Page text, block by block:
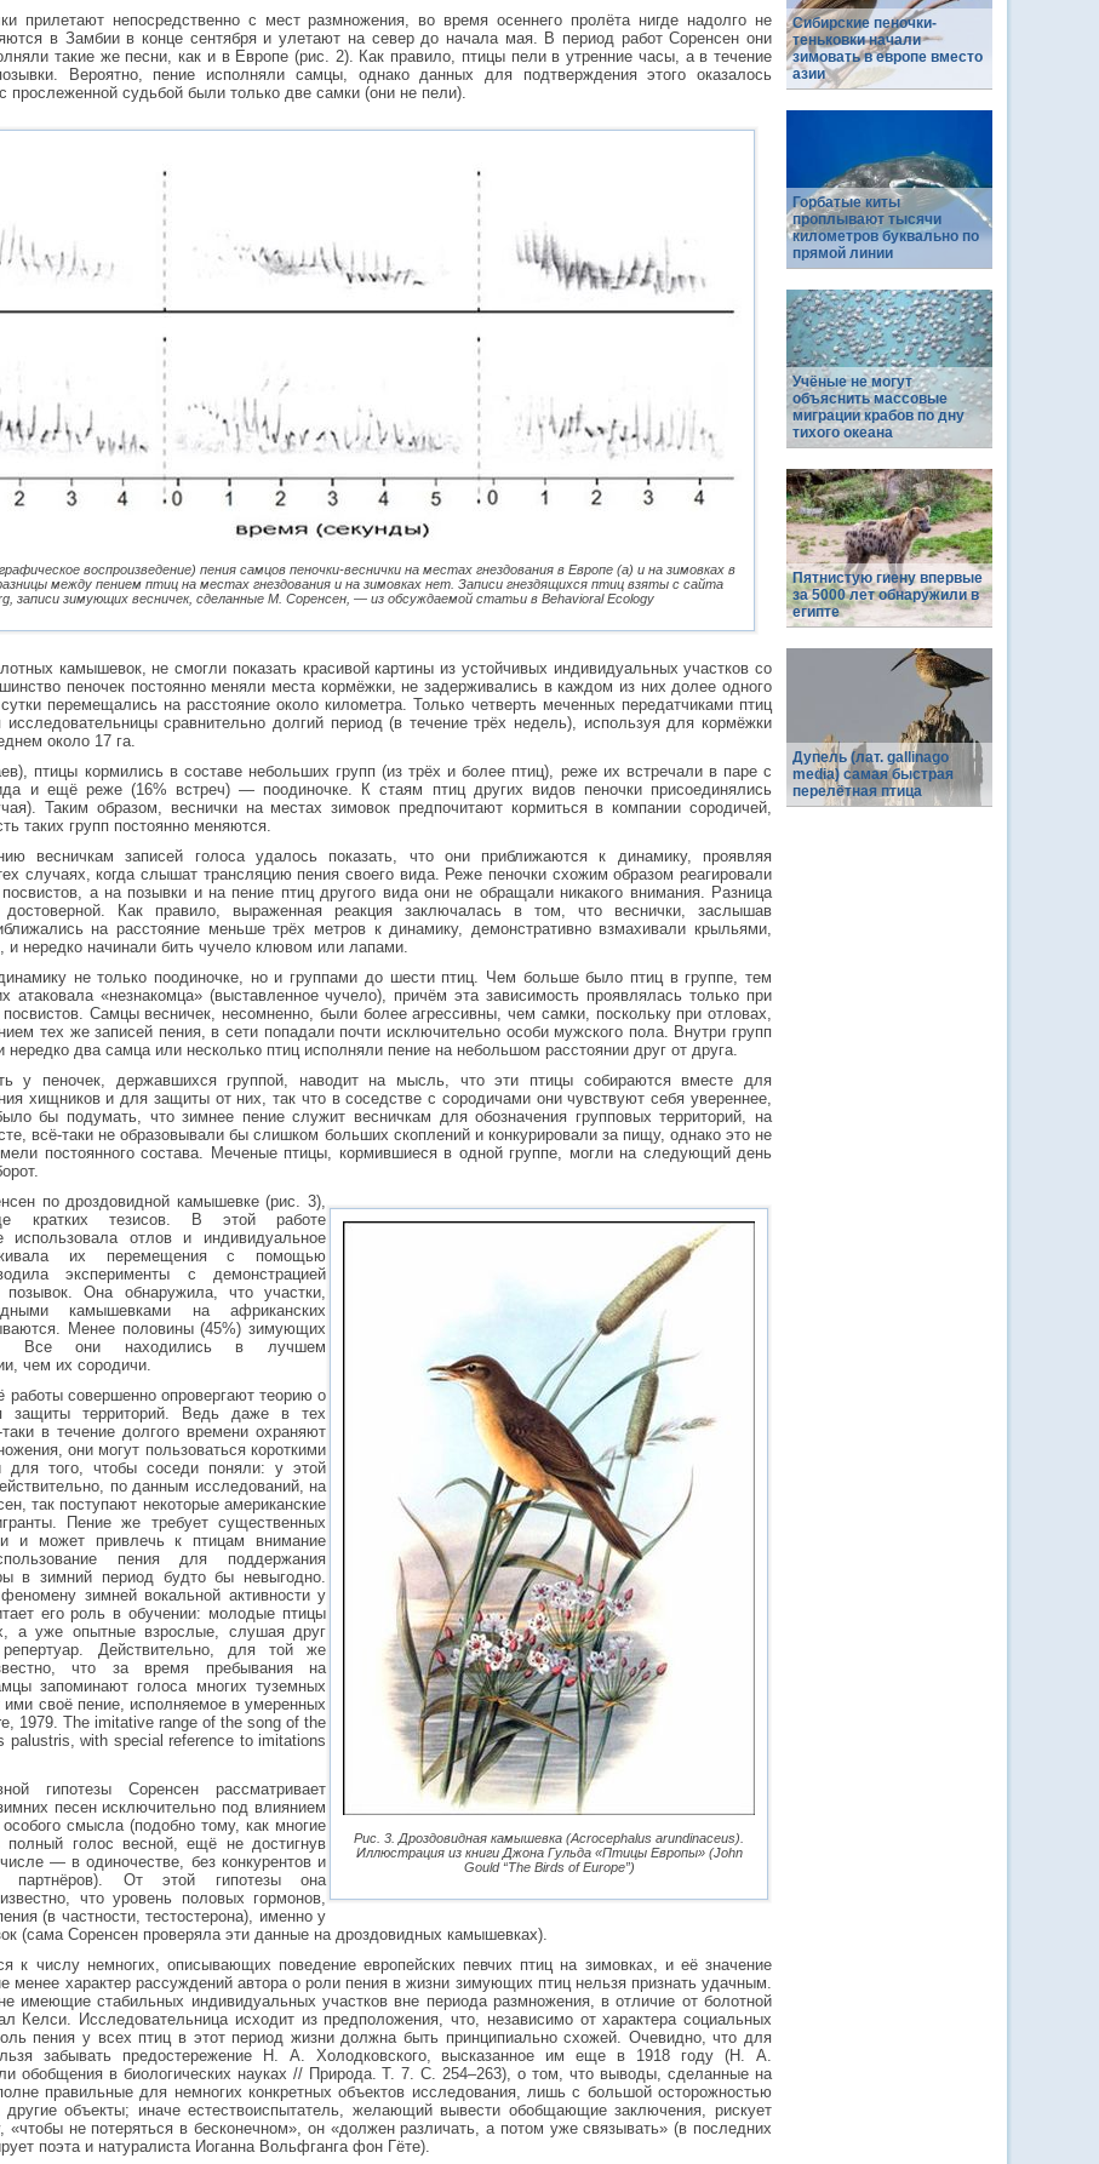
прилетают непосредственно с мест размножения, во время осеннего пролёта нигде надолго не
в Замбии в конце сентября и улетают на север до начала мая. В период работ Соренсен они
такие же песни, как и в Европе (рис. 2). Как правило, птицы пели в утренние часы, а в течение
Вероятно, пение исполняли самцы, однако данных для подтверждения этого оказалось
прослеженной судьбой были только две самки (они не пели).
воспроизведение) пения самцов пеночки-веснички на местах гнездования в Европе (a) и на зимовках в
между пением птиц на местах гнездования и на зимовках нет. Записи гнездящихся птиц взяты с сайта
записи зимующих весничек, сделанные М. Соренсен, — из обсуждаемой статьи в Behavioral Ecology
камышевок, не смогли показать красивой картины из устойчивых индивидуальных участков со
пеночек постоянно меняли места кормёжки, не задерживались в каждом из них долее одного
перемещались на расстояние около километра. Только четверть меченных передатчиками птиц
исследовательницы сравнительно долгий период (в течение трёх недель), используя для кормёжки
около 17 га.
птицы кормились в составе небольших групп (из трёх и более птиц), реже их встречали в паре с
и ещё реже (16% встреч) — поодиночке. К стаям птиц других видов пеночки присоединялись
Таким образом, веснички на местах зимовок предпочитают кормиться в компании сородичей,
таких групп постоянно меняются.
весничкам записей голоса удалось показать, что они приближаются к динамику, проявляя
случаях, когда слышат трансляцию пения своего вида. Реже пеночки схожим образом реагировали
а на позывки и на пение птиц другого вида они не обращали никакого внимания. Разница
достоверной. Как правило, выраженная реакция заключалась в том, что веснички, заслышав
на расстояние меньше трёх метров к динамику, демонстративно взмахивали крыльями,
и нередко начинали бить чучело клювом или лапами.
не только поодиночке, но и группами до шести птиц. Чем больше было птиц в группе, тем
атаковала «незнакомца» (выставленное чучело), причём эта зависимость проявлялась только при
Самцы весничек, несомненно, были более агрессивны, чем самки, поскольку при отловах,
тех же записей пения, в сети попадали почти исключительно особи мужского пола. Внутри групп
нередко два самца или несколько птиц исполняли пение на небольшом расстоянии друг от друга.
у пеночек, державшихся группой, наводит на мысль, что эти птицы собираются вместе для
хищников и для защиты от них, так что в соседстве с сородичами они чувствуют себя увереннее,
бы подумать, что зимнее пение служит весничкам для обозначения групповых территорий, на
всё-таки не образовывали бы слишком больших скоплений и конкурировали за пищу, однако это не
постоянного состава. Меченые птицы, кормившиеся в одной группе, могли на следующий день
Рис. 3. Дроздовидная камышевка (Acrocephalus arundinaceus).
Иллюстрация из книги Джона Гульда «Птицы Европы» (John
Gould “The Birds of Europe”)
по дроздовидной камышевке (рис. 3),
кратких тезисов. В этой работе
использовала отлов и индивидуальное
их перемещения с помощью
эксперименты с демонстрацией
Она обнаружила, что участки,
камышевками на африканских
Менее половины (45%) зимующих
Все они находились в лучшем
чем их сородичи.
работы совершенно опровергают теорию о
защиты территорий. Ведь даже в тех
в течение долгого времени охраняют
они могут пользоваться короткими
для того, чтобы соседи поняли: у этой
по данным исследований, на
так поступают некоторые американские
Пение же требует существенных
и может привлечь к птицам внимание
пения для поддержания
в зимний период будто бы невыгодно.
зимней вокальной активности у
его роль в обучении: молодые птицы
а уже опытные взрослые, слушая друг
Действительно, для той же
что за время пребывания на
запоминают голоса многих туземных
ими своё пение, исполняемое в умеренных
1979. The imitative range of the song of the
palustris, with special reference to imitations
гипотезы Соренсен рассматривает
песен исключительно под влиянием
особого смысла (подобно тому, как многие
полный голос весной, ещё не достигнув
— в одиночестве, без конкурентов и
партнёров). От этой гипотезы она
что уровень половых гормонов,
(в частности, тестостерона), именно у
(сама Соренсен проверяла эти данные на дроздовидных камышевках).
к числу немногих, описывающих поведение европейских певчих птиц на зимовках, и её значение
менее характер рассуждений автора о роли пения в жизни зимующих птиц нельзя признать удачным.
имеющие стабильных индивидуальных участков вне периода размножения, в отличие от болотной
Келси. Исследовательница исходит из предположения, что, независимо от характера социальных
пения у всех птиц в этот период жизни должна быть принципиально схожей. Очевидно, что для
забывать предостережение Н. А. Холодковского, высказанное им еще в 1918 году (Н. А.
обобщения в биологических науках // Природа. Т. 7. С. 254–263), о том, что выводы, сделанные на
правильные для немногих конкретных объектов исследования, лишь с большой осторожностью
другие объекты; иначе естествоиспытатель, желающий вывести обобщающие заключения, рискует
«чтобы не потеряться в бесконечном», он «должен различать, а потом уже связывать» (в последних
поэта и натуралиста Иоганна Вольфганга фон Гёте).
Сибирские пеночки-
теньковки начали
зимовать в европе вместо
азии
Горбатые киты
проплывают тысячи
километров буквально по
прямой линии
Учёные не могут
объяснить массовые
миграции крабов по дну
тихого океана
Пятнистую гиену впервые
за 5000 лет обнаружили в
египте
Дупель (лат. gallinago
media) самая быстрая
перелётная птица